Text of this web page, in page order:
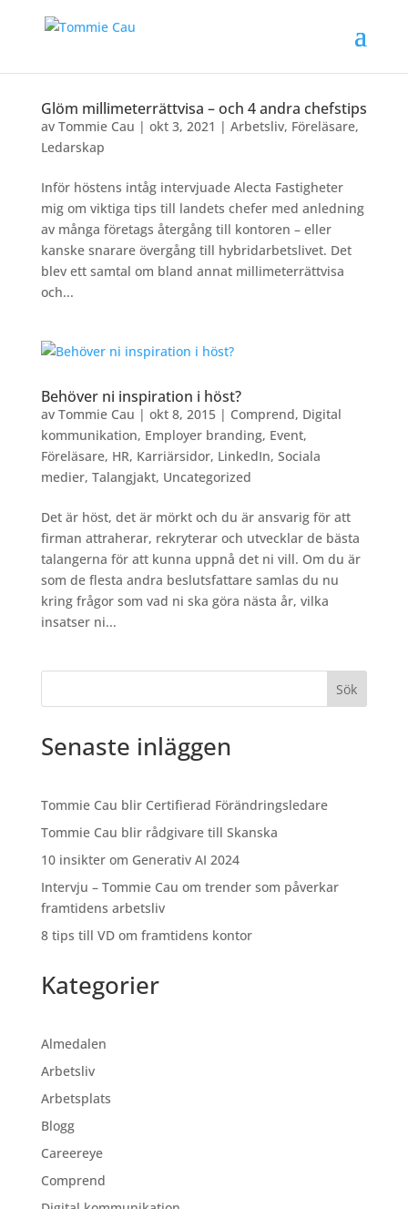
Glöm millimeterrättvisa – och 4 andra chefstips
av Tommie Cau | okt 3, 2021 | Arbetsliv, Föreläsare,
Ledarskap
Inför höstens intåg intervjuade Alecta Fastigheter
mig om viktiga tips till landets chefer med anledning
av många företags återgång till kontoren – eller
kanske snarare övergång till hybridarbetslivet. Det
blev ett samtal om bland annat millimeterrättvisa
och...
Behöver ni inspiration i höst?
av Tommie Cau | okt 8, 2015| Comprend, Digital
kommunikation, Employer branding, Event,
Föreläsare, HR, Karriärsidor, LinkedIn, Sociala
medier, Talangjakt, Uncategorized
Det är höst, det är mörkt och du är ansvarig för att
firman attraherar, rekryterar och utvecklar de bästa
talangerna för att kunna uppnå det ni vill. Om du är
som de flesta andra beslutsfattare samlas du nu
kring frågor som vad ni ska göra nästa år, vilka
insatser ni...
Sök
Senaste inläggen
Tommie Cau blir Certifierad Förändringsledare
Tommie Cau blir rådgivare till Skanska
10 insikter om Generativ AI 2024
Intervju – Tommie Cau om trender som påverkar
framtidens arbetsliv
8 tips till VD om framtidens kontor
Kategorier
Almedalen
Arbetsliv
Arbetsplats
Blogg
Careereye
Comprend